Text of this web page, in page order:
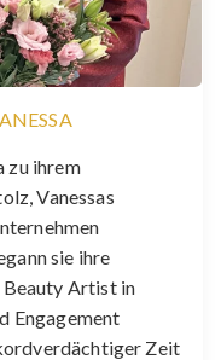
zu ihrem
Vanessas
sie ihre
Artist in
Engagement
Zeit